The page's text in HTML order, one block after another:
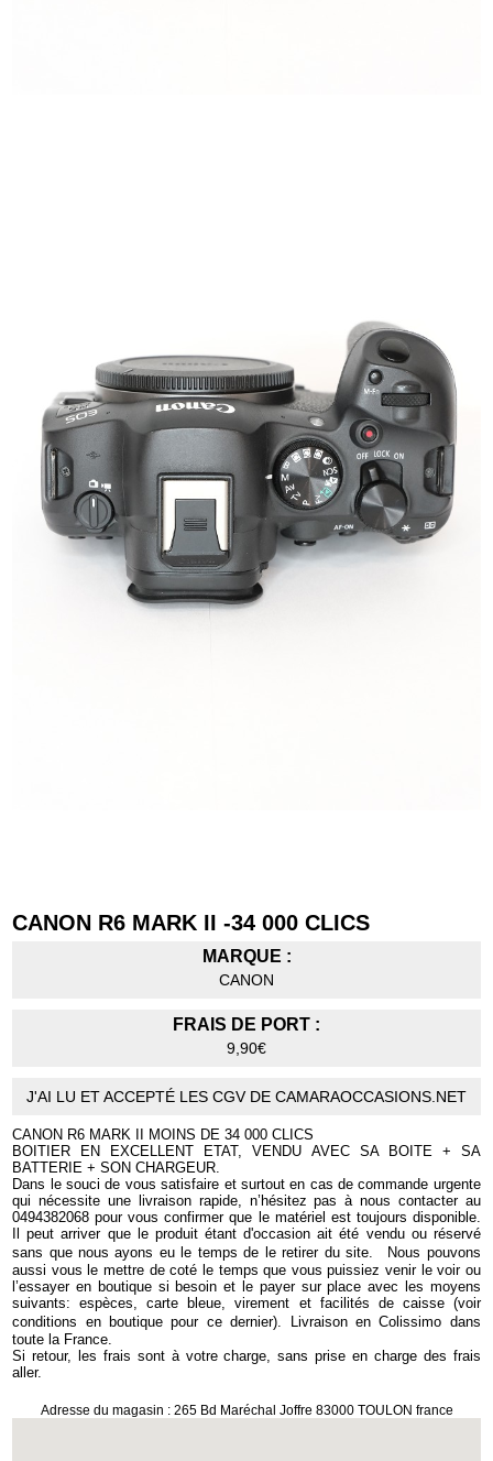
CANON R6 MARK II -34 000 CLICS
MARQUE :
CANON
FRAIS DE PORT :
9,90€
J'AI LU ET ACCEPTÉ LES CGV DE CAMARAOCCASIONS.NET
CANON R6 MARK II MOINS DE 34 000 CLICS
BOITIER EN EXCELLENT ETAT, VENDU AVEC SA BOITE + SA
BATTERIE + SON CHARGEUR.
Dans le souci de vous satisfaire et surtout en cas de commande urgente
qui nécessite une livraison rapide, n’hésitez pas à nous contacter au
0494382068 pour vous confirmer que le matériel est toujours disponible.
Il peut arriver que le produit étant d'occasion ait été vendu ou réservé
sans que nous ayons eu le temps de le retirer du site. Nous pouvons
aussi vous le mettre de coté le temps que vous puissiez venir le voir ou
l’essayer en boutique si besoin et le payer sur place avec les moyens
suivants: espèces, carte bleue, virement et facilités de caisse (voir
conditions en boutique pour ce dernier). Livraison en Colissimo dans
toute la France.
Si retour, les frais sont à votre charge, sans prise en charge des frais
aller.
Adresse du magasin : 265 Bd Maréchal Joffre 83000 TOULON france